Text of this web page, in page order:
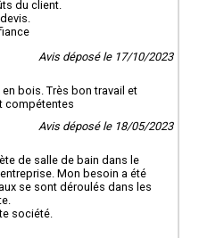
du client.
Avis déposé le 17/10/2023
bois. Très bon travail et
compétentes
Avis déposé le 18/05/2023
de salle de bain dans le
Mon besoin a été
se sont déroulés dans les
société.